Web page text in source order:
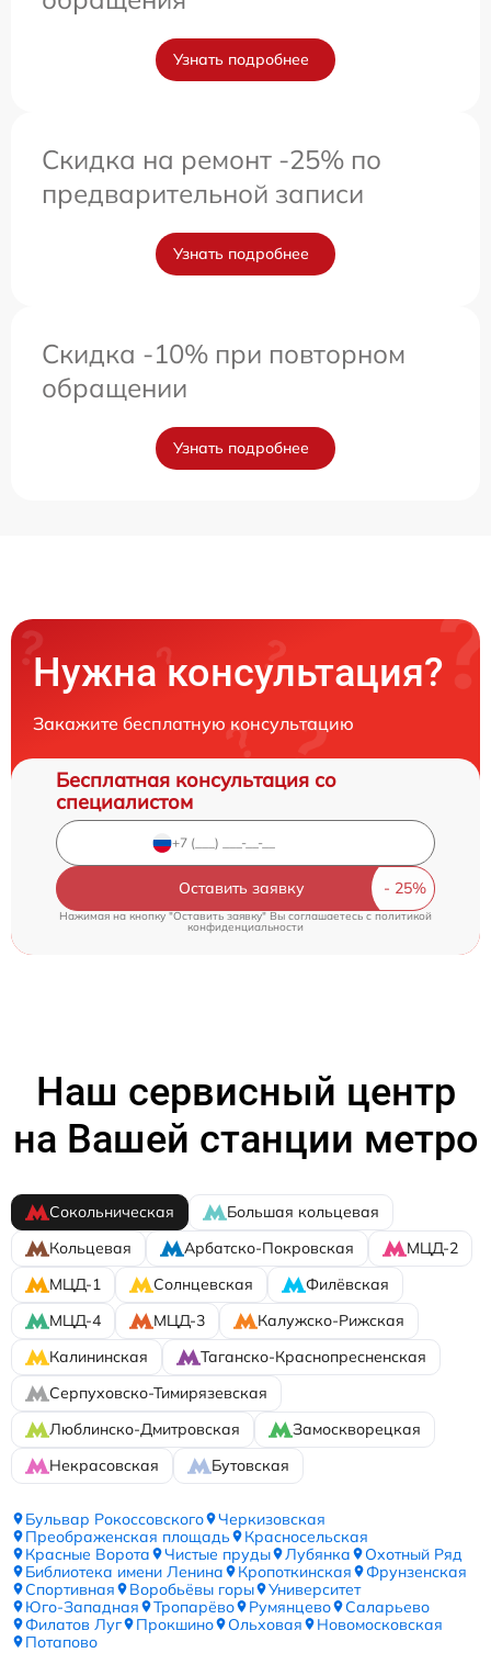
Узнать подробнее
Скидка на ремонт -25% по
предварительной записи
Узнать подробнее
Скидка -10% при повторном
обращении
Узнать подробнее
Нужна консультация?
Закажите бесплатную консультацию
Бесплатная консультация со
специалистом
Оставить заявку
Нажимая на кнопку "Оставить заявку" Вы соглашаетесь cполитикой
конфиденциальности
Наш сервисный центр
на Вашей станции метро
Сокольническая
Большая кольцевая
Кольцевая
Арбатско-Покровская
МЦД-2
МЦД-1
Солнцевская
Филёвская
МЦД-4
МЦД-3
Калужско-Рижская
Калининская
Таганско-Краснопресненская
Серпуховско-Тимирязевская
Люблинско-Дмитровская
Замоскворецкая
Некрасовская
Бутовская
Бульвар Рокоссовского
Черкизовская
Преображенская площадь
Красносельская
Красные Ворота
Чистые пруды Лубянка
Охотный Ряд
Библиотека имени Ленина
Кропоткинская
Фрунзенская
Спортивная
Воробьёвы горы
Университет
Юго-Западная
Тропарёво Румянцево
Саларьево
Филатов Луг
Прокшино Ольховая
Новомосковская
Потапово